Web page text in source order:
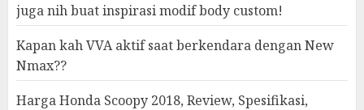
juga nih buat inspirasi modif body custom!
Kapan kah VVA aktif saat berkendara dengan New
Nmax??
Harga Honda Scoopy 2018, Review, Spesifikasi,